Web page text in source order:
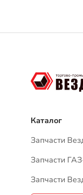
Каталог
Запчасти
Запчасти
Запчасти